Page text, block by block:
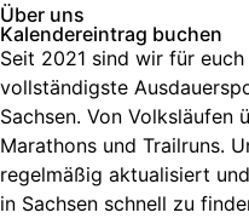
Über uns
Kalendereintrag buchen
Seit 2021 sind wir für
vollständigste
Sachsen. Von Volksläufen
Marathons und Trailruns.
regelmäßig aktualisiert
in Sachsen schnell zu